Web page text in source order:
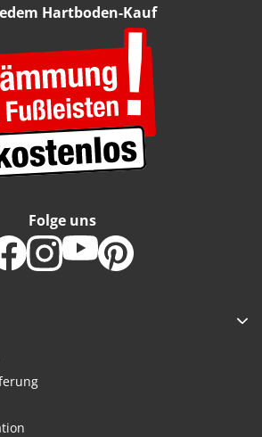
Hartboden-Kauf
Folge uns